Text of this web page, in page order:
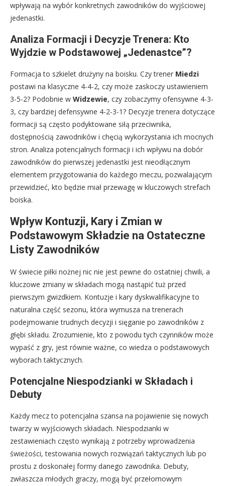
wpływają na wybór konkretnych zawodników do wyjściowej
jedenastki.
Analiza Formacji i Decyzje Trenera: Kto
Wyjdzie w Podstawowej „Jedenastce”?
Formacja to szkielet drużyny na boisku. Czy trener Miedzi
postawi na klasyczne 4-4-2, czy może zaskoczy ustawieniem
3-5-2? Podobnie w Widzewie, czy zobaczymy ofensywne 4-3-
3, czy bardziej defensywne 4-2-3-1? Decyzje trenera dotyczące
formacji są często podyktowane siłą przeciwnika,
dostępnością zawodników i chęcią wykorzystania ich mocnych
stron. Analiza potencjalnych formacji i ich wpływu na dobór
zawodników do pierwszej jedenastki jest nieodłącznym
elementem przygotowania do każdego meczu, pozwalającym
przewidzieć, kto będzie miał przewagę w kluczowych strefach
boiska.
Wpływ Kontuzji, Kary i Zmian w
Podstawowym Składzie na Ostateczne
Listy Zawodników
W świecie piłki nożnej nic nie jest pewne do ostatniej chwili, a
kluczowe zmiany w składach mogą nastąpić tuż przed
pierwszym gwizdkiem. Kontuzje i kary dyskwalifikacyjne to
naturalna część sezonu, która wymusza na trenerach
podejmowanie trudnych decyzji i sięganie po zawodników z
głębi składu. Zrozumienie, kto z powodu tych czynników może
wypaść z gry, jest równie ważne, co wiedza o podstawowych
wyborach taktycznych.
Potencjalne Niespodzianki w Składach i
Debuty
Każdy mecz to potencjalna szansa na pojawienie się nowych
twarzy w wyjściowych składach. Niespodzianki w
zestawieniach często wynikają z potrzeby wprowadzenia
świeżości, testowania nowych rozwiązań taktycznych lub po
prostu z doskonałej formy danego zawodnika. Debuty,
zwłaszcza młodych graczy, mogą być przełomowym